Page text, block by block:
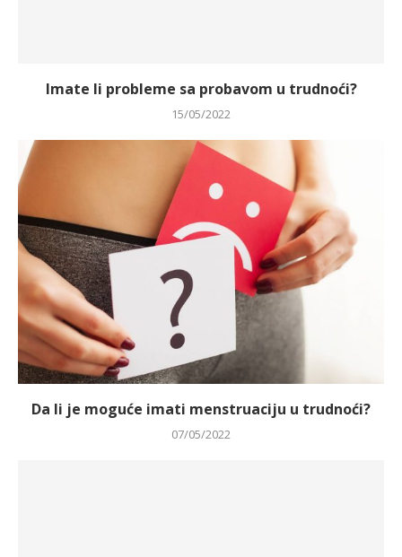
Imate li probleme sa probavom u trudnoći?
15/05/2022
Da li je moguće imati menstruaciju u trudnoći?
07/05/2022